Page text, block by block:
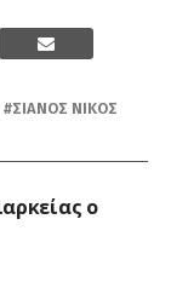
ΣΙΆΝΟΣ ΝΊΚΟΣ
ο